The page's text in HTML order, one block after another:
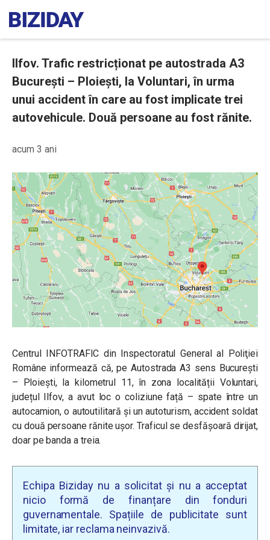
Ilfov. Trafic restricționat pe autostrada A3
București – Ploiești, la Voluntari, în urma
unui accident în care au fost implicate trei
autovehicule. Două persoane au fost rănite.
acum 3 ani
Centrul INFOTRAFIC din Inspectoratul General al Poliţiei
Româneinformează că, pe Autostrada A3 sens București
– Ploiești, la kilometrul 11, în zona localității Voluntari,
județul Ilfov, a avut loc o coliziune față – spate între un
autocamion, o autoutilitară și un autoturism, accident soldat
cu două persoane rănite ușor. Traficul se desfășoară dirijat,
doar pe banda a treia.
Echipa Biziday nu a solicitat și nu a acceptat
nicio formă de finanțare din fonduri
guvernamentale. Spațiile de publicitate sunt
limitate, iar reclama neinvazivă.